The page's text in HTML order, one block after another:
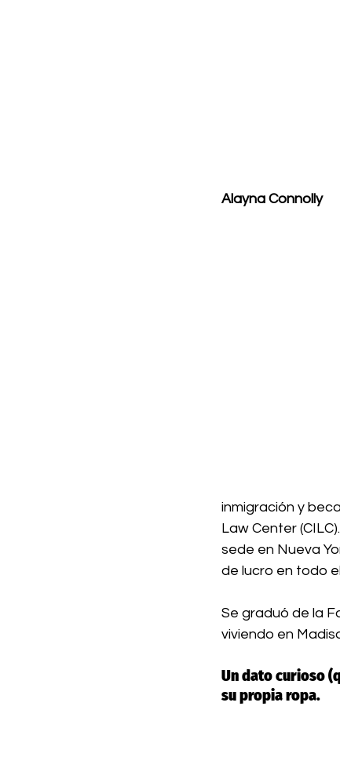
Alayna Connolly
inmigración y
Law Center
sede en Nueva
de lucro en todo
Se graduó de la
viviendo en
Un dato curioso
su propia ropa.